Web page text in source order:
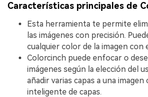
Características principales de
Esta herramienta te permite
las imágenes con precisión.
cualquier color de la imagen con
Colorcinch puede enfocar o
imágenes según la elección del
añadir varias capas a una imagen
inteligente de capas.